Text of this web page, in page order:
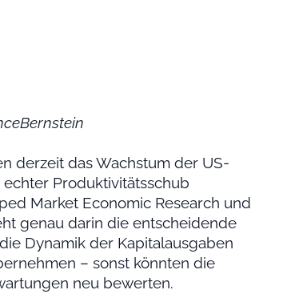
derzeit das Wachstum der US-
Produktivitätsschub
Market Economic Research und
genau darin die entscheidende
Dynamik der Kapitalausgaben
– sonst könnten die
neu bewerten.